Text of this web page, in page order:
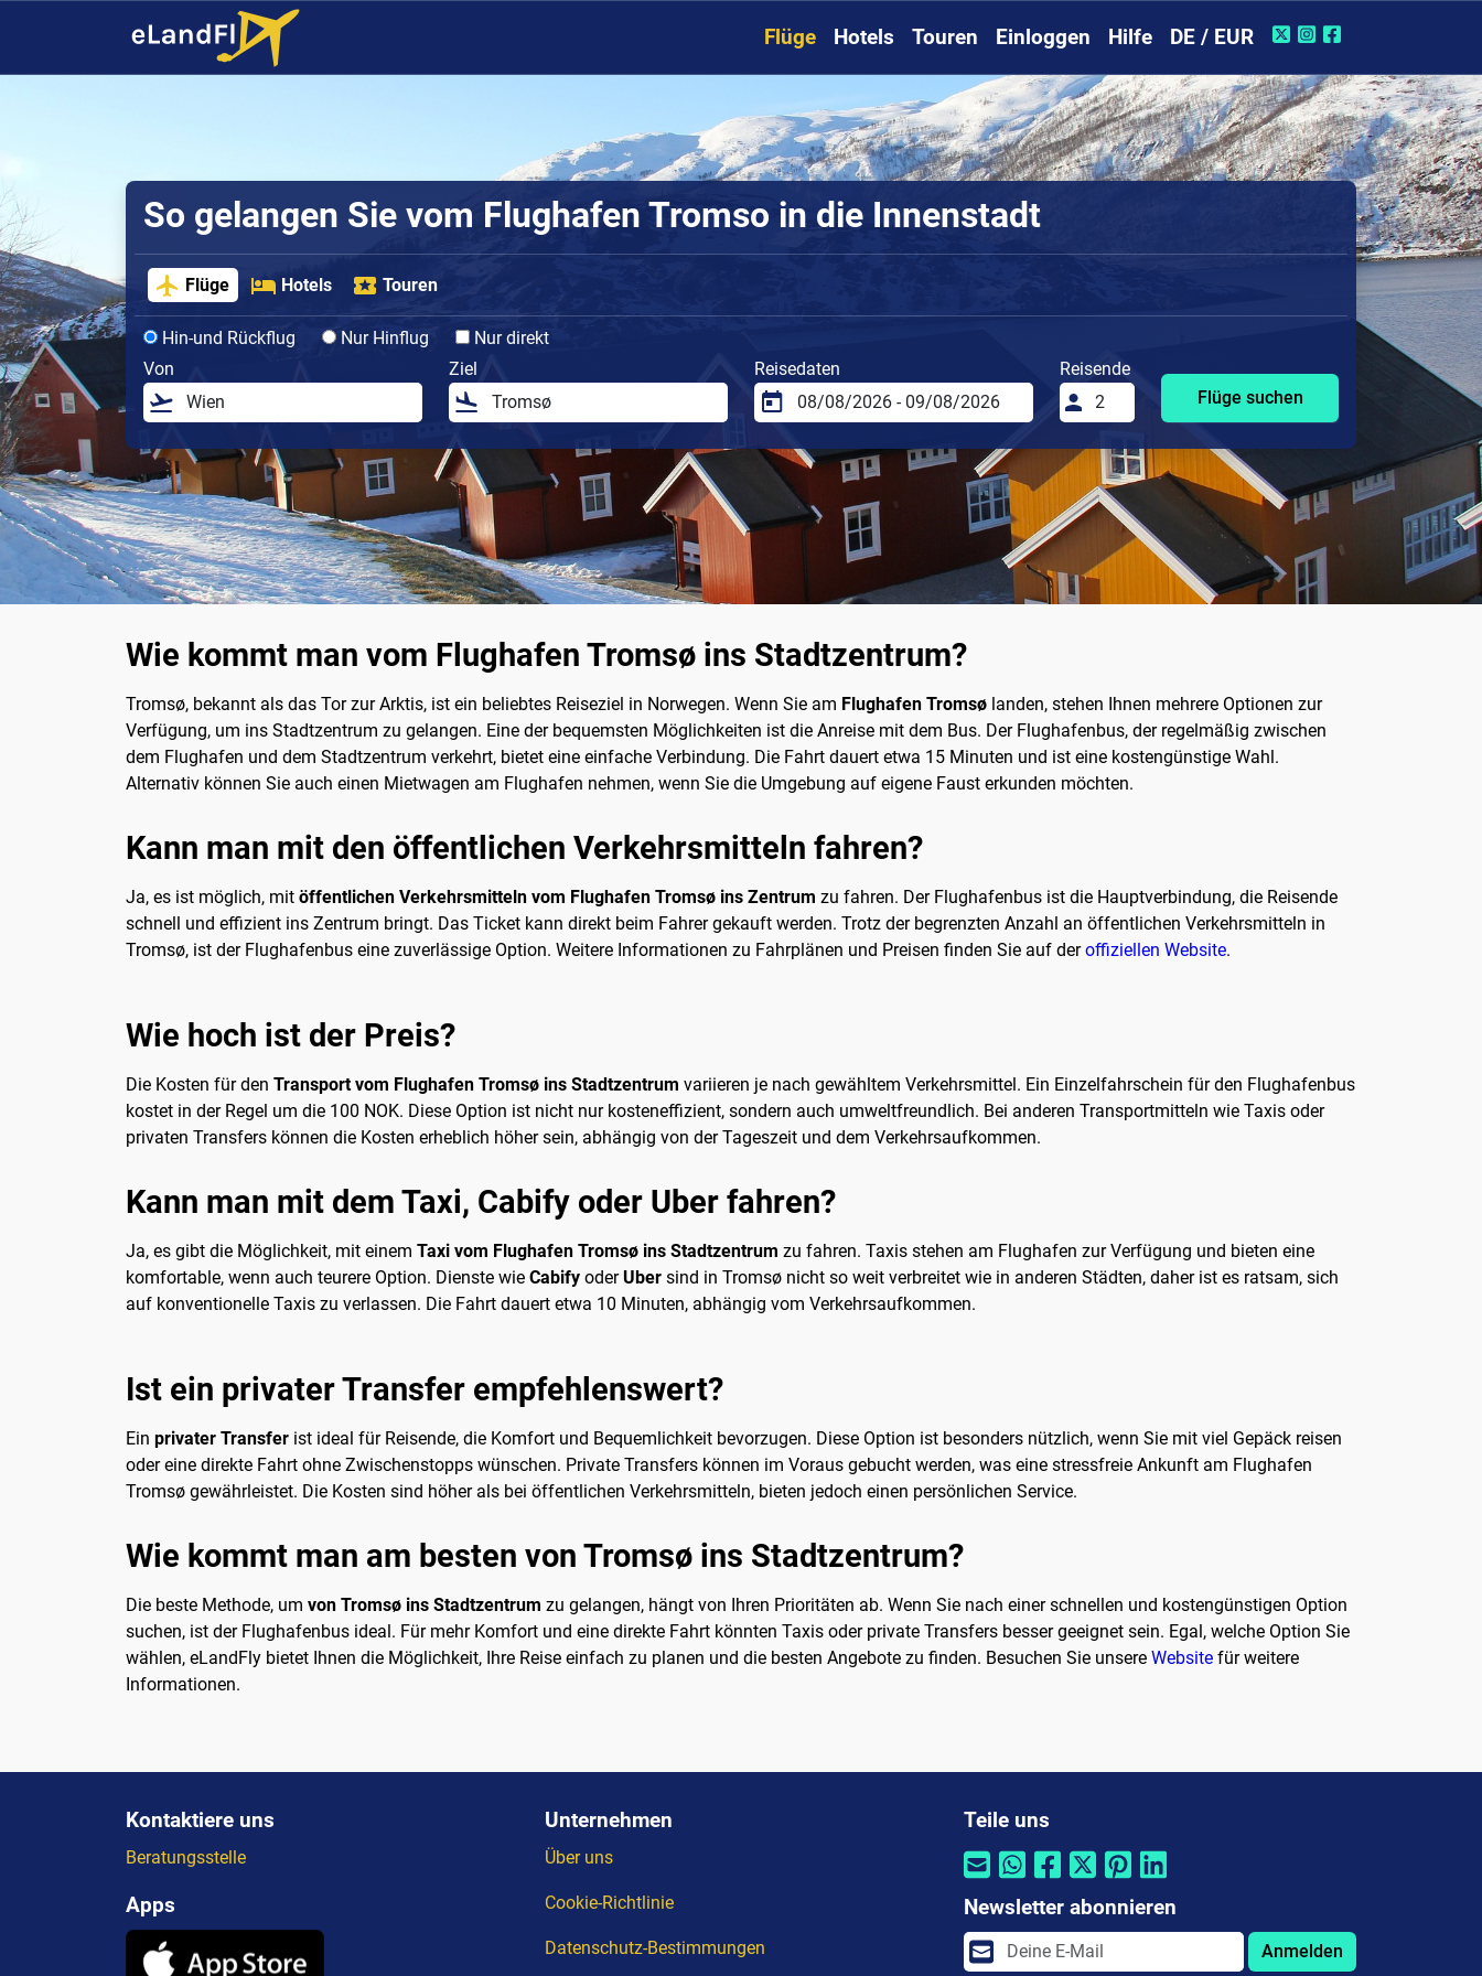
Flüge Hotels Touren Einloggen Hilfe DE / EUR
So gelangen Sie vom Flughafen Tromso in die Innenstadt
Flüge Hotels Touren
Hin-und Rückflug Nur Hinflug
Nur direkt
Von
Ziel Reisedaten
Reisende
Flüge suchen
Wie kommt man vom Flughafen Tromsø ins Stadtzentrum?
Tromsø, bekannt als das Tor zur Arktis, ist ein beliebtes Reiseziel in Norwegen. Wenn Sie am Flughafen Tromsø landen, stehen Ihnen mehrere Optionen zur
Verfügung, um ins Stadtzentrum zu gelangen. Eine der bequemsten Möglichkeiten ist die Anreise mit dem Bus. Der Flughafenbus, der regelmäßig zwischen
dem Flughafen und dem Stadtzentrum verkehrt, bietet eine einfache Verbindung. Die Fahrt dauert etwa 15 Minuten und ist eine kostengünstige Wahl.
Alternativ können Sie auch einen Mietwagen am Flughafen nehmen, wenn Sie die Umgebung auf eigene Faust erkunden möchten.
Kann man mit den öffentlichen Verkehrsmitteln fahren?
Ja, es ist möglich, mit öffentlichen Verkehrsmitteln vom Flughafen Tromsø ins Zentrum zu fahren. Der Flughafenbus ist die Hauptverbindung, die Reisende
schnell und effizient ins Zentrum bringt. Das Ticket kann direkt beim Fahrer gekauft werden. Trotz der begrenzten Anzahl an öffentlichen Verkehrsmitteln in
Tromsø, ist der Flughafenbus eine zuverlässige Option. Weitere Informationen zu Fahrplänen und Preisen finden Sie auf deroffiziellen Website.
Wie hoch ist der Preis?
Die Kosten für den Transport vom Flughafen Tromsø ins Stadtzentrum variieren je nach gewähltem Verkehrsmittel. Ein Einzelfahrschein für den Flughafenbus
kostet in der Regel um die 100 NOK. Diese Option ist nicht nur kosteneffizient, sondern auch umweltfreundlich. Bei anderen Transportmitteln wie Taxis oder
privaten Transfers können die Kosten erheblich höher sein, abhängig von der Tageszeit und dem Verkehrsaufkommen.
Kann man mit dem Taxi, Cabify oder Uber fahren?
Ja, es gibt die Möglichkeit, mit einem Taxi vom Flughafen Tromsø ins Stadtzentrum zu fahren. Taxis stehen am Flughafen zur Verfügung und bieten eine
komfortable, wenn auch teurere Option. Dienste wie Cabify oderUber sind in Tromsø nicht so weit verbreitet wie in anderen Städten, daher ist es ratsam, sich
auf konventionelle Taxis zu verlassen. Die Fahrt dauert etwa 10 Minuten, abhängig vom Verkehrsaufkommen.
Ist ein privater Transfer empfehlenswert?
Ein privater Transfer ist ideal für Reisende, die Komfort und Bequemlichkeit bevorzugen. Diese Option ist besonders nützlich, wenn Sie mit viel Gepäck reisen
oder eine direkte Fahrt ohne Zwischenstopps wünschen. Private Transfers können im Voraus gebucht werden, was eine stressfreie Ankunft am Flughafen
Tromsø gewährleistet. Die Kosten sind höher als bei öffentlichen Verkehrsmitteln, bieten jedoch einen persönlichen Service.
Wie kommt man am besten von Tromsø ins Stadtzentrum?
Die beste Methode, um von Tromsø ins Stadtzentrum zu gelangen, hängt von Ihren Prioritäten ab. Wenn Sie nach einer schnellen und kostengünstigen Option
suchen, ist der Flughafenbus ideal. Für mehr Komfort und eine direkte Fahrt könnten Taxis oder private Transfers besser geeignet sein. Egal, welche Option Sie
wählen, eLandFly bietet Ihnen die Möglichkeit, Ihre Reise einfach zu planen und die besten Angebote zu finden. Besuchen Sie unsere Website für weitere
Informationen.
Kontaktiere uns
Beratungsstelle
Apps
Unternehmen
Über uns
Cookie-Richtlinie
Datenschutz-Bestimmungen
Teile uns
Newsletter abonnieren
Anmelden